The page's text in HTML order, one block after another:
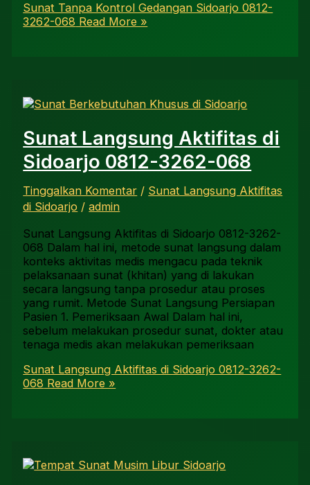
Sunat Tanpa Kontrol Gedangan Sidoarjo 0812-
3262-068 Read More »
Sunat Langsung Aktifitas di
Sidoarjo 0812-3262-068
Tinggalkan Komentar / Sunat Langsung Aktifitas
di Sidoarjo /admin
Sunat Langsung Aktifitas di Sidoarjo 0812-3262-
068 Dalam hal ini, metode sunat langsung dalam
konteks aktivitas medis mengacu pada teknik
pelaksanaan sunat (khitan) yang di lakukan
secara langsung tanpa prosedur atau proses
yang rumit. Metode Sunat Langsung Persiapan
Pasien 1. Pemeriksaan Awal Dalam hal ini,
sebelum melakukan prosedur sunat, dokter atau
tenaga medis akan melakukan pemeriksaan
Sunat Langsung Aktifitas di Sidoarjo 0812-3262-
068 Read More »